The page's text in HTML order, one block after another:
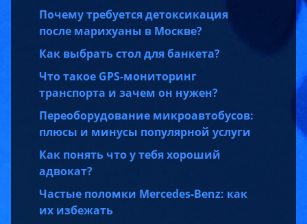
Почему требуется детоксикация
после марихуаны в Москве?
Как выбрать стол для банкета?
Что такое GPS-мониторинг
транспорта и зачем он нужен?
Переоборудование микроавтобусов:
плюсы и минусы популярной услуги
Как понять что у тебя хороший
адвокат?
Частые поломки Mercedes-Benz: как
их избежать